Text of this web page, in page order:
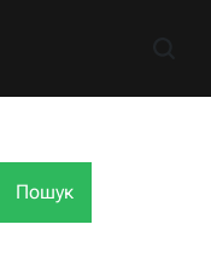
Пошук